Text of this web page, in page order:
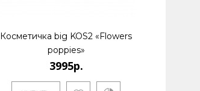
Косметичка big KOS2 «Flowers
poppies»
3995р.